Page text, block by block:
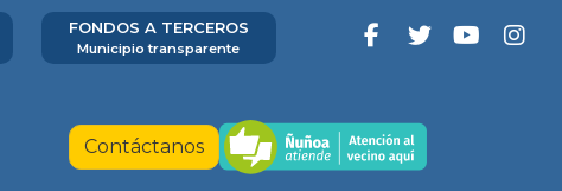
FONDOS A TERCEROS
Municipio transparente
Contáctanos